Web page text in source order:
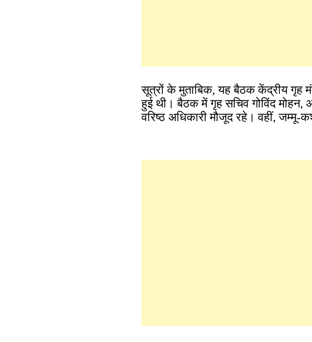
सूत्रों के मुताबिक, यह बैठक केंद्रीय गृह
हुई थी। बैठक में गृह सचिव गोविंद
वरिष्ठ अधिकारी मौजूद रहे। वहीं, जम्मू-